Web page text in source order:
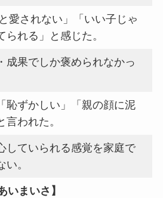
愛されない」「いい子じゃ
られる」と感じた。
成果でしか褒められなかっ
恥ずかしい」「親の顔に泥
言われた。
していられる感覚を家庭で
い。
いまいさ】